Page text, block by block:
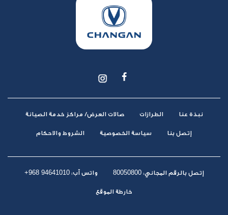
نبذة عنا الطرازات صالات العرض/ مراكز خدمة الصيانة
إتصل بنا سياسة الخصوصية الشروط والاحكام
إتصل بالرقم المجاني:80050800 واتس آب:+968 94641010
خارطة الموقع